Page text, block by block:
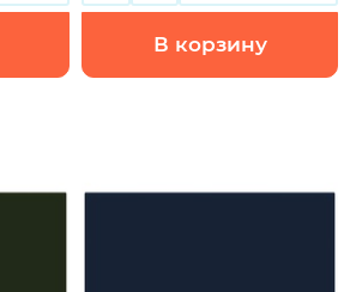
В корзину